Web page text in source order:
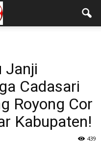
Janji
Cadasari
Royong Cor
Kabupaten!
439